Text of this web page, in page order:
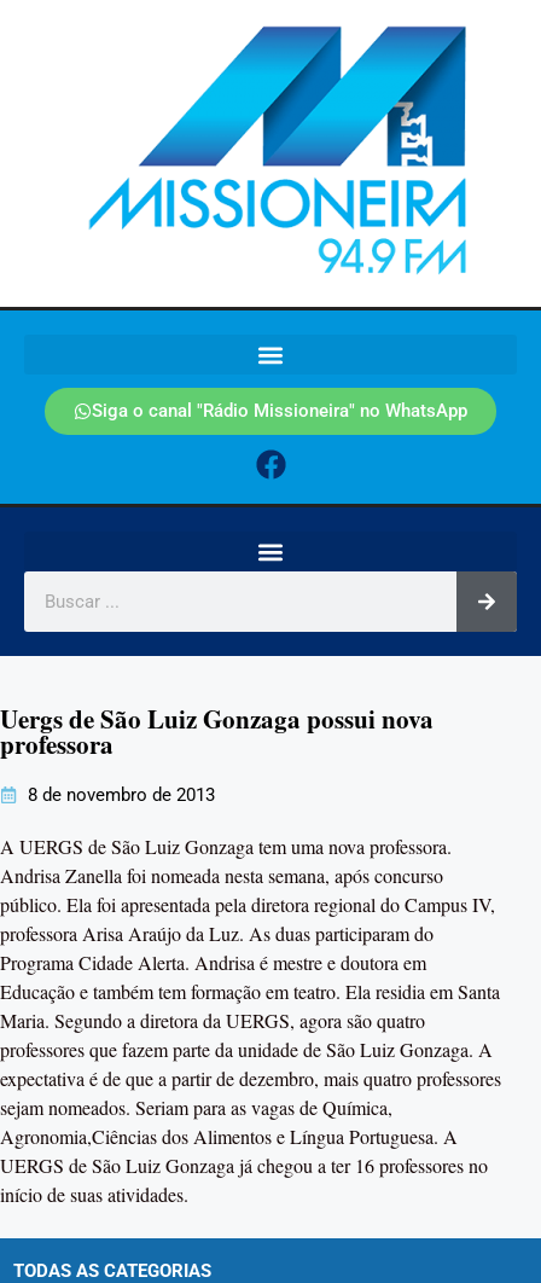
Siga o canal "Rádio Missioneira" no WhatsApp
Uergs de São Luiz Gonzaga possui nova
professora
8 de novembro de 2013
A UERGS de São Luiz Gonzaga tem uma nova professora.
Andrisa Zanella foi nomeada nesta semana, após concurso
público. Ela foi apresentada pela diretora regional do Campus IV,
professora Arisa Araújo da Luz. As duas participaram do
Programa Cidade Alerta. Andrisa é mestre e doutora em
Educação e também tem formação em teatro. Ela residia em Santa
Maria. Segundo a diretora da UERGS, agora são quatro
professores que fazem parte da unidade de São Luiz Gonzaga. A
expectativa é de que a partir de dezembro, mais quatro professores
sejam nomeados. Seriam para as vagas de Química,
Agronomia,Ciências dos Alimentos e Língua Portuguesa. A
UERGS de São Luiz Gonzaga já chegou a ter 16 professores no
início de suas atividades.
TODAS AS CATEGORIAS